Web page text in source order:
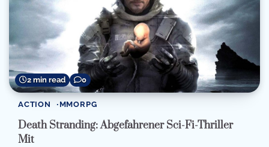
2 min read 0
ACTION MMORPG
Death Stranding: Abgefahrener Sci-Fi-Thriller
Mit